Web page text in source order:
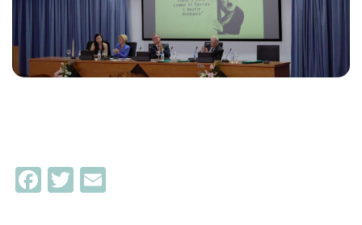
Facebook
Twitter